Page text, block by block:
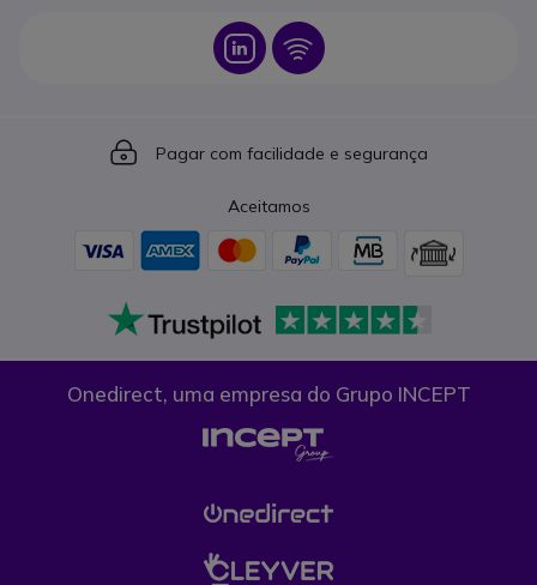
Icon Icon
Icon
Pagar com facilidade e segurança
Aceitamos
Onedirect, uma empresa do Grupo INCEPT